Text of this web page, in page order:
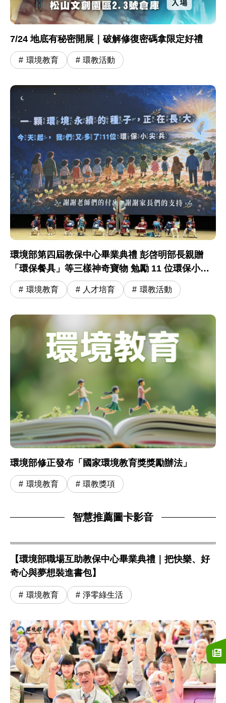
7/24 地底有秘密開展｜破解修復密碼拿限定好禮
環境教育 環教活動
環境部第四屆教保中心畢業典禮 彭啓明部長親贈
「環保餐具」等三樣神奇寶物 勉勵 11 位環保小尖
兵開啟小學冒險旅程
環境教育 人才培育 環教活動
環境部修正發布「國家環境教育獎獎勵辦法」
環境教育 環教獎項
智慧推薦圖卡影音
【環境部職場互助教保中心畢業典禮｜把快樂、好
奇心與夢想裝進書包】
環境教育 淨零綠生活